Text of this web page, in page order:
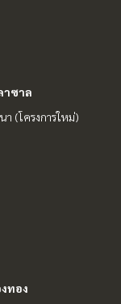
าซาล
า (โครงการใหม่)
ทอง